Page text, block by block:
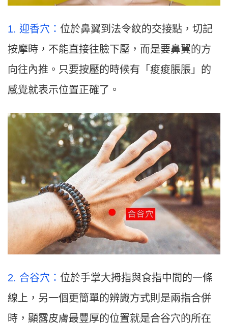
1. 迎香穴： 位於鼻翼到法令紋的交接點，切記
按摩時，不能直接往臉下壓，而是要鼻翼的方
向往內推。只要按壓的時候有「痠痠脹脹」的
感覺就表示位置正確了。
2. 合谷穴： 位於手掌大拇指與食指中間的一條
線上，另一個更簡單的辨識方式則是兩指合併
時，顯露皮膚最豐厚的位置就是合谷穴的所在